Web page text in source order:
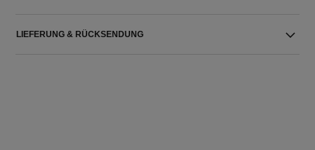
LIEFERUNG & RÜCKSENDUNG